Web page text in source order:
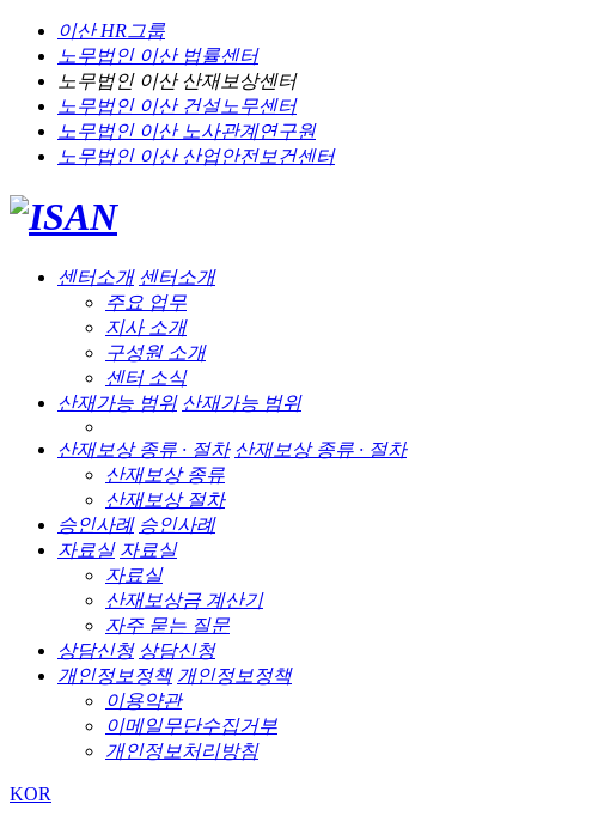
이산 HR그룹
노무법인 이산법률센터
노무법인 이산산재보상센터
노무법인 이산건설노무센터
노무법인 이산노사관계연구원
노무법인 이산산업안전보건센터
센터소개 센터소개
주요 업무
지사 소개
구성원 소개
센터 소식
산재가능 범위 산재가능 범위
산재보상 종류 · 절차 산재보상 종류 · 절차
산재보상 종류
산재보상 절차
승인사례 승인사례
자료실 자료실
자료실
산재보상금 계산기
자주 묻는 질문
상담신청 상담신청
개인정보정책 개인정보정책
이용약관
이메일무단수집거부
개인정보처리방침
KOR